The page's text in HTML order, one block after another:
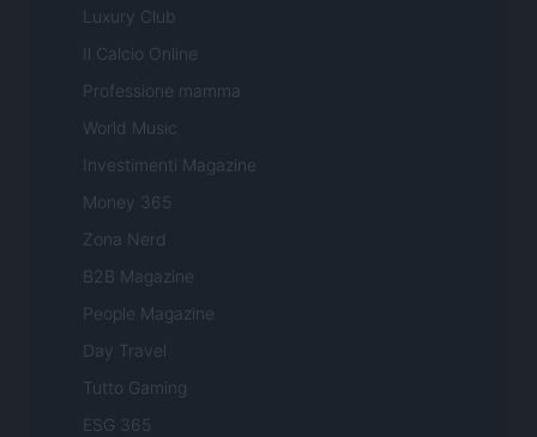
Luxury Club
Il Calcio Online
Professione mamma
World Music
Investimenti Magazine
Money 365
Zona Nerd
B2B Magazine
People Magazine
Day Travel
Tutto Gaming
ESG 365